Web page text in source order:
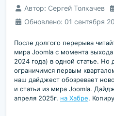
Автор: Сергей Толкачев
Обновлено: 01 сентября
После долгого перерыва
мира Joomla с момента
2024 года) в одной статье. Но
ограничимся первым
наш дайджест обозревает
и статьи из мира Joomla.
апреля 2025г. на Хабре.